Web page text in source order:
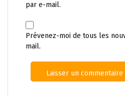
par e-mail.
Prévenez-moi de tous les
mail.